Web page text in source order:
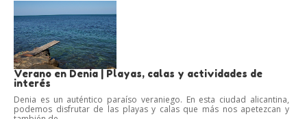
Verano en Denia | Playas, calas y actividades de
interés
Denia es un auténtico paraíso veraniego. En esta ciudad alicantina,
podemos disfrutar de las playas y calas que más nos apetezcan y